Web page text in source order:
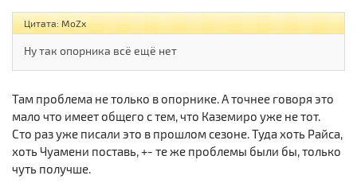
Цитата: MoZx
Ну так опорника всё ещё нет
Там проблема не только в опорнике. А точнее говоря это
мало что имеет общего с тем, что Каземиро уже не тот.
Сто раз уже писали это в прошлом сезоне. Туда хоть Райса,
хоть Чуамени поставь, +- те же проблемы были бы, только
чуть получше.